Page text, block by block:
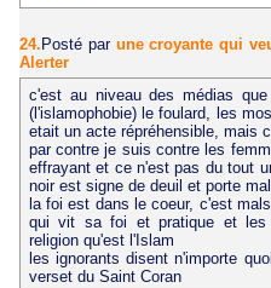
24.Posté par une croyante qui
Alerter
c'est au niveau des médias
(l'islamophobie) le foulard, les
etait un acte répréhensible, mais
par contre je suis contre les
effrayant et ce n'est pas du tout
noir est signe de deuil et porte
la foi est dans le coeur, c'est
qui vit sa foi et pratique et les
religion qu'est l'Islam
les ignorants disent n'importe
verset du Saint Coran